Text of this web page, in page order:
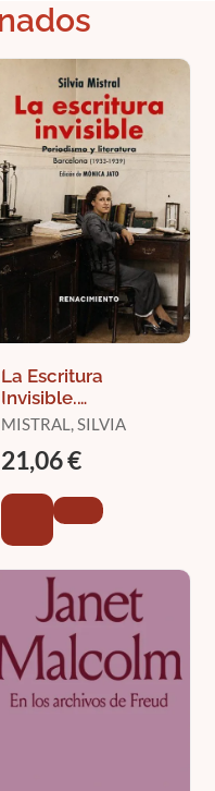
La Escritura
Invisible.
Periodismo y
MISTRAL, SILVIA
21,06 €